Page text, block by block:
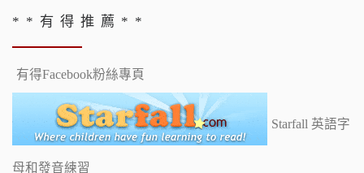
* * 有 得 推 薦 * *
有得Facebook粉絲專頁
Starfall 英語字
母和發音練習